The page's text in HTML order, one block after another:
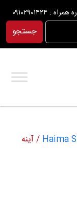
همراه : ۰۹۱۰۲۹۰۱۴۲۴
جستجو
/ آینه